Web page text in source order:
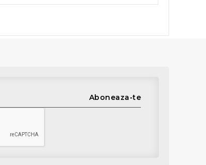
Aboneaza-te